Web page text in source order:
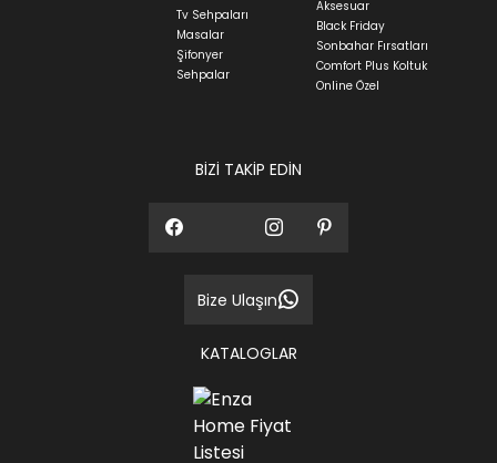
göre ortalama 30-45 iş günüdür.
Siparişlerim bölümünden sürecinizi takip edebilirsiniz.
Sıkça Sorulan Sorularbölümünü ziyaret
Tv Sehpaları
Masalar
Şifonyer
Sehpalar
Aksesuar
Black Friday
Sonbahar Fırsatları
Comfort Plus Koltuk
Online Özel
BİZİ TAKİP EDİN
Bize Ulaşın
KATALOGLAR